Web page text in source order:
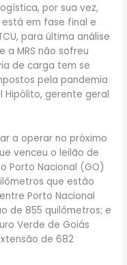
por sua vez,
está em fase final e
para última análise
a MRS não sofreu
de carga tem se
pela pandemia
Hipólito, gerente geral
a operar no próximo
venceu o leilão de
Porto Nacional (GO)
que estão
Porto Nacional
de 855 quilômetros; e
Verde de Goiás
de 682